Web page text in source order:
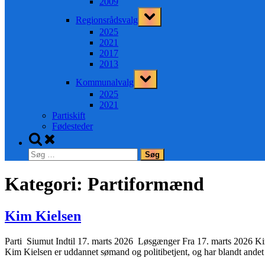
Regionsrådsvalg
Toggle
sub-
2025
2021
2017
2013
Kommunalvalg
Toggle
sub-
2025
2021
Partiskift
Fødesteder
Toggle
search
form
Søg
efter:
Kategori: Partiformænd
Kim Kielsen
Parti Siumut Indtil 17. marts 2026 Løsgænger Fra 17. marts 2026
Kim Kielsen er uddannet sømand og politibetjent, og har blandt